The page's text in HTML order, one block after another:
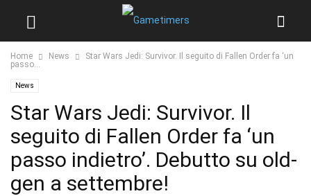
Home News
Star Wars Jedi: Survivor. Il seguito di Fallen Order fa ‘un
passo...
News
Star Wars Jedi: Survivor. Il
seguito di Fallen Order fa ‘un
passo indietro’. Debutto su old-
gen a settembre!